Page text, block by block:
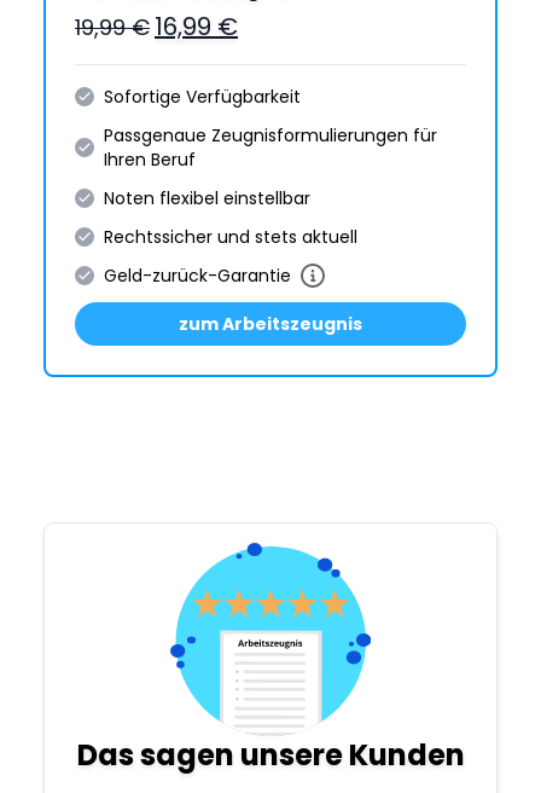
19,99 € 16,99 €
Sofortige Verfügbarkeit
Passgenaue Zeugnis­formulie­rungen für
Ihren Beruf
Noten flexibel einstellbar
Rechtssicher und stets aktuell
Geld-zurück-Garantie
zum Arbeitszeugnis
Das sagen unsere Kunden